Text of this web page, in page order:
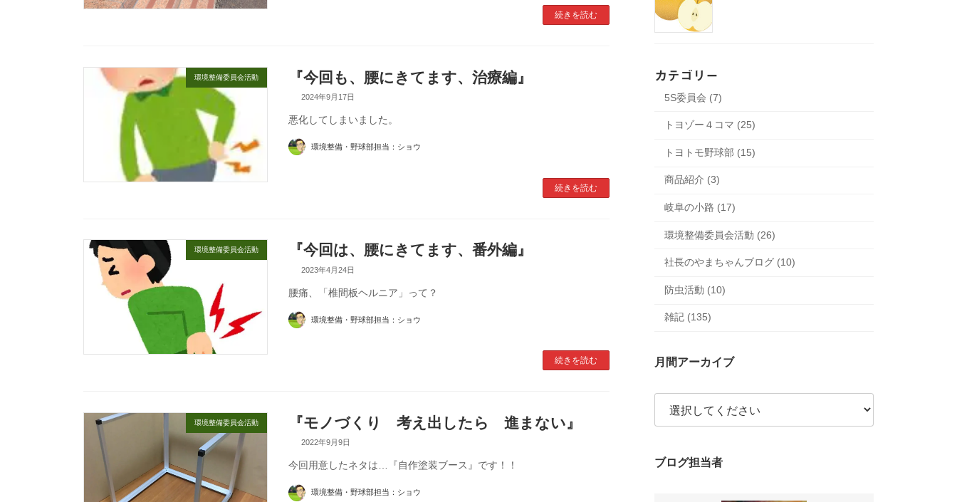
続きを読む
環境整備委員会活動 『今回も、腰にきてます、治療編』
2024年9月17日
悪化してしまいました。
環境整備・野球部担当：ショウ
続きを読む
環境整備委員会活動 『今回は、腰にきてます、番外編』
2023年4月24日
腰痛、「椎間板ヘルニア」って？
環境整備・野球部担当：ショウ
続きを読む
環境整備委員会活動 『モノづくり 考え出したら 進まない』
2022年9月9日
今回用意したネタは…『自作塗装ブース』です！！
環境整備・野球部担当：ショウ
カテゴリー
5S委員会 (7)
トヨゾー４コマ (25)
トヨトモ野球部 (15)
商品紹介 (3)
岐阜の小路 (17)
環境整備委員会活動 (26)
社長のやまちゃんブログ (10)
防虫活動 (10)
雑記 (135)
月間アーカイブ
ブログ担当者